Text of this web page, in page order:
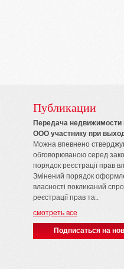
Публикации
Передача недвижимости
ООО участнику при
Можна впевнено
обговорюваною серед
порядок реєстрації прав
Змінений порядок
власності покликаний
реєстрації прав та..
смотреть все
Подписаться на